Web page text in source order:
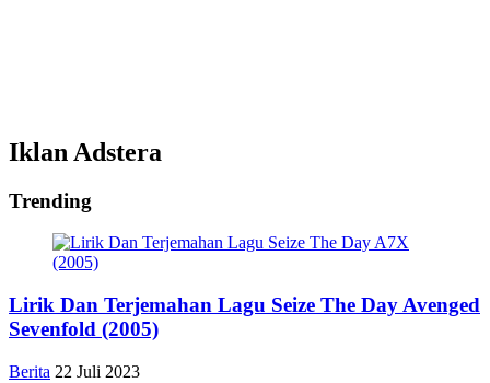
Iklan Adstera
Trending
Lirik Dan Terjemahan Lagu Seize The Day Avenged
Sevenfold (2005)
Berita 22 Juli 2023